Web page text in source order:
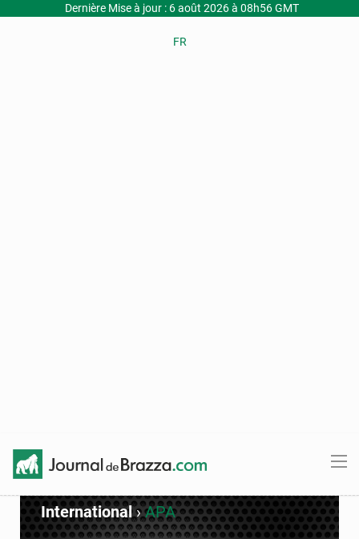
Dernière Mise à jour : 6 août 2026 à 08h56 GMT
FR
International›APA